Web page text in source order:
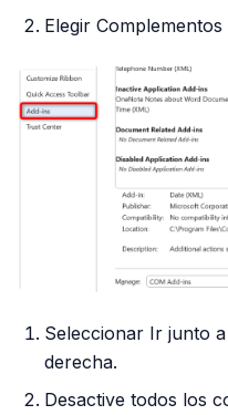
Elegir
Seleccionar Ir junto
derecha.
Desactive todos los